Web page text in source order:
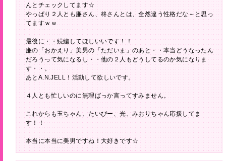
んとチェックしてます☆
やっぱり２人とも廉さん、柊さんとは、全然違う性格だな～と思っ
てますｗｗ
最後に・・続編してほしいいです！！
廉の「おかえり」美男の「ただいま」のあと・・本当どうなったん
だろうって気になるし・・他の２人もどうしてるのか気になりま
す・・。
あとA.N.JELL！活動して欲しいです。
４人とも忙しいのに無理ばっか言ってすみません。
これからも玉ちゃん、たいぴー、光、みおりちゃん応援してま
す！！
本当に本当に美男ですね！大好きです☆